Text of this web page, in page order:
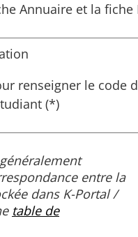
Annuaire et la fiche
renseigner le code
(*)
entre la
dans K-Portal /
table de